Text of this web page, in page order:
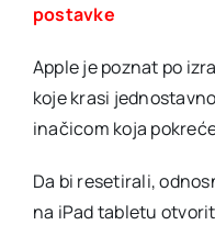
postavke
Apple je poznat po
koje krasi
inačicom koja
Da bi resetirali,
na iPad tabletu